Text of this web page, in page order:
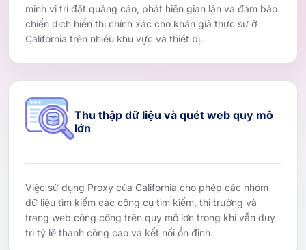
minh vị trí đặt quảng cáo, phát hiện gian lận và đảm bảo
chiến dịch hiển thị chính xác cho khán giả thực sự ở
California trên nhiều khu vực và thiết bị.
Thu thập dữ liệu và quét web quy mô
lớn
Việc sử dụng Proxy của California cho phép các nhóm
dữ liệu tìm kiếm các công cụ tìm kiếm, thị trường và
trang web công cộng trên quy mô lớn trong khi vẫn duy
trì tỷ lệ thành công cao và kết nối ổn định.